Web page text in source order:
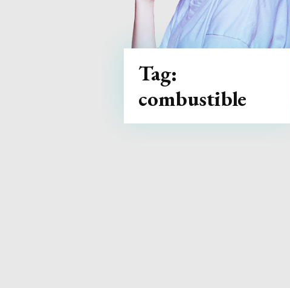
Tag:
combustible